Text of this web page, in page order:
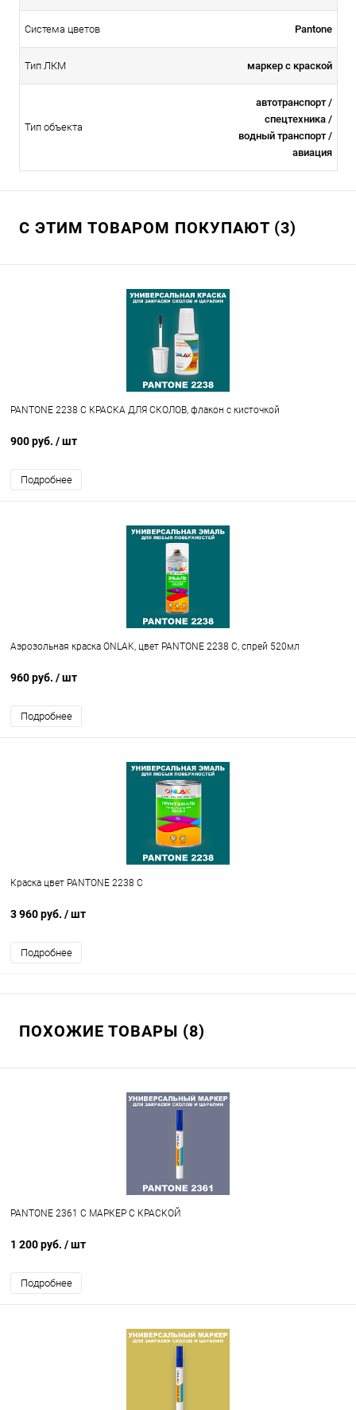
Система цветов Pantone
Тип ЛКМ маркер с краской
Тип объекта
автотранспорт /
спецтехника /
водный транспорт /
авиация
С ЭТИМ ТОВАРОМ ПОКУПАЮТ (3)
PANTONE 2238 C КРАСКА ДЛЯ СКОЛОВ, флакон с кисточкой
900 руб. / шт
Подробнее
Аэрозольная краска ONLAK, цвет PANTONE 2238 C, спрей 520мл
960 руб. / шт
Подробнее
Краска цвет PANTONE 2238 C
3 960 руб. / шт
Подробнее
ПОХОЖИЕ ТОВАРЫ (8)
PANTONE 2361 C МАРКЕР С КРАСКОЙ
1 200 руб. / шт
Подробнее